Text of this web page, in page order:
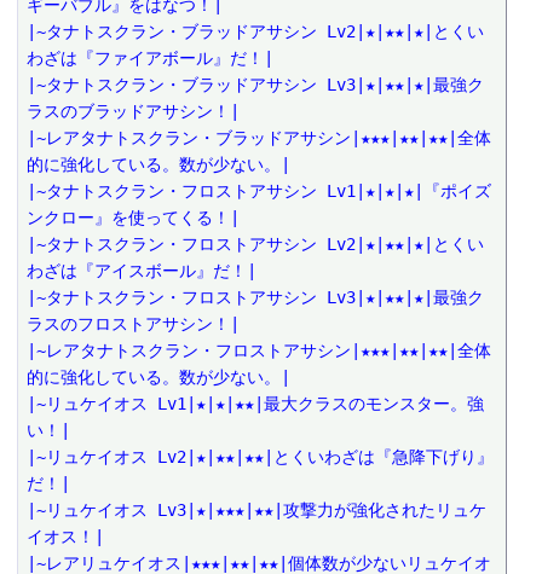
ギーバブル』をはなつ！|
|~タナトスクラン・ブラッドアサシン Lv2|★|★★|★|とくい
わざは『ファイアボール』だ！|
|~タナトスクラン・ブラッドアサシン Lv3|★|★★|★|最強ク
ラスのブラッドアサシン！|
|~レアタナトスクラン・ブラッドアサシン|★★★|★★|★★|全体
的に強化している。数が少ない。|
|~タナトスクラン・フロストアサシン Lv1|★|★|★|『ポイズ
ンクロー』を使ってくる！|
|~タナトスクラン・フロストアサシン Lv2|★|★★|★|とくい
わざは『アイスボール』だ！|
|~タナトスクラン・フロストアサシン Lv3|★|★★|★|最強ク
ラスのフロストアサシン！|
|~レアタナトスクラン・フロストアサシン|★★★|★★|★★|全体
的に強化している。数が少ない。|
|~リュケイオス Lv1|★|★|★★|最大クラスのモンスター。強
い！|
|~リュケイオス Lv2|★|★★|★★|とくいわざは『急降下げり』
だ！|
|~リュケイオス Lv3|★|★★★|★★|攻撃力が強化されたリュケ
イオス！|
|~レアリュケイオス|★★★|★★|★★|個体数が少ないリュケイオ